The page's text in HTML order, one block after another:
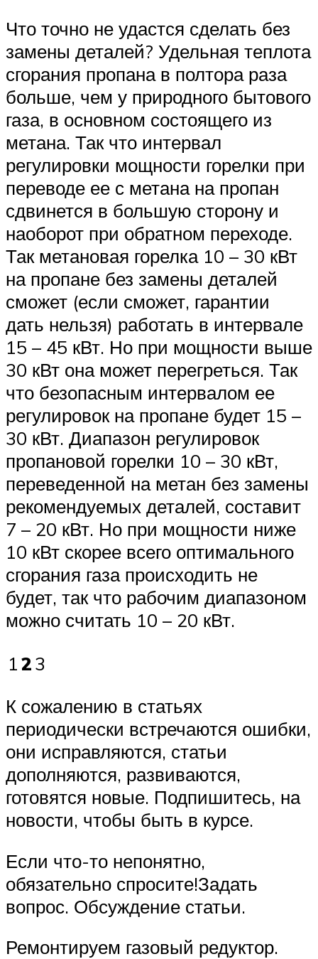
Что точно не удастся сделать без
замены деталей? Удельная теплота
сгорания пропана в полтора раза
больше, чем у природного бытового
газа, в основном состоящего из
метана. Так что интервал
регулировки мощности горелки при
переводе ее с метана на пропан
сдвинется в большую сторону и
наоборот при обратном переходе.
Так метановая горелка 10 – 30 кВт
на пропане без замены деталей
сможет (если сможет, гарантии
дать нельзя) работать в интервале
15 – 45 кВт. Но при мощности выше
30 кВт она может перегреться. Так
что безопасным интервалом ее
регулировок на пропане будет 15 –
30 кВт. Диапазон регулировок
пропановой горелки 10 – 30 кВт,
переведенной на метан без замены
рекомендуемых деталей, составит
7 – 20 кВт. Но при мощности ниже
10 кВт скорее всего оптимального
сгорания газа происходить не
будет, так что рабочим диапазоном
можно считать 10 – 20 кВт.
123
К сожалению в статьях
периодически встречаются ошибки,
они исправляются, статьи
дополняются, развиваются,
готовятся новые. Подпишитесь, на
новости, чтобы быть в курсе.
Если что-то непонятно,
обязательно спросите!Задать
вопрос. Обсуждение статьи.
Ремонтируем газовый редуктор.